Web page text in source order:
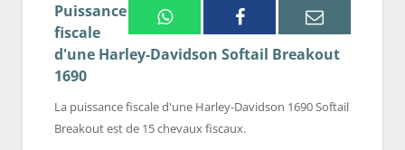
WhatsappFacebook Email
Puissance
fiscale
d'une Harley-Davidson Softail Breakout
1690
La puissance fiscale d'une Harley-Davidson 1690 Softail
Breakout est de 15 chevaux fiscaux.